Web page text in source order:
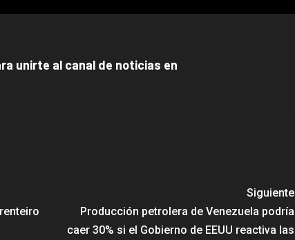
unirte al canal de noticias en
Siguiente
Producción petrolera de Venezuela podría
caer 30% si el Gobierno de EEUU reactiva las